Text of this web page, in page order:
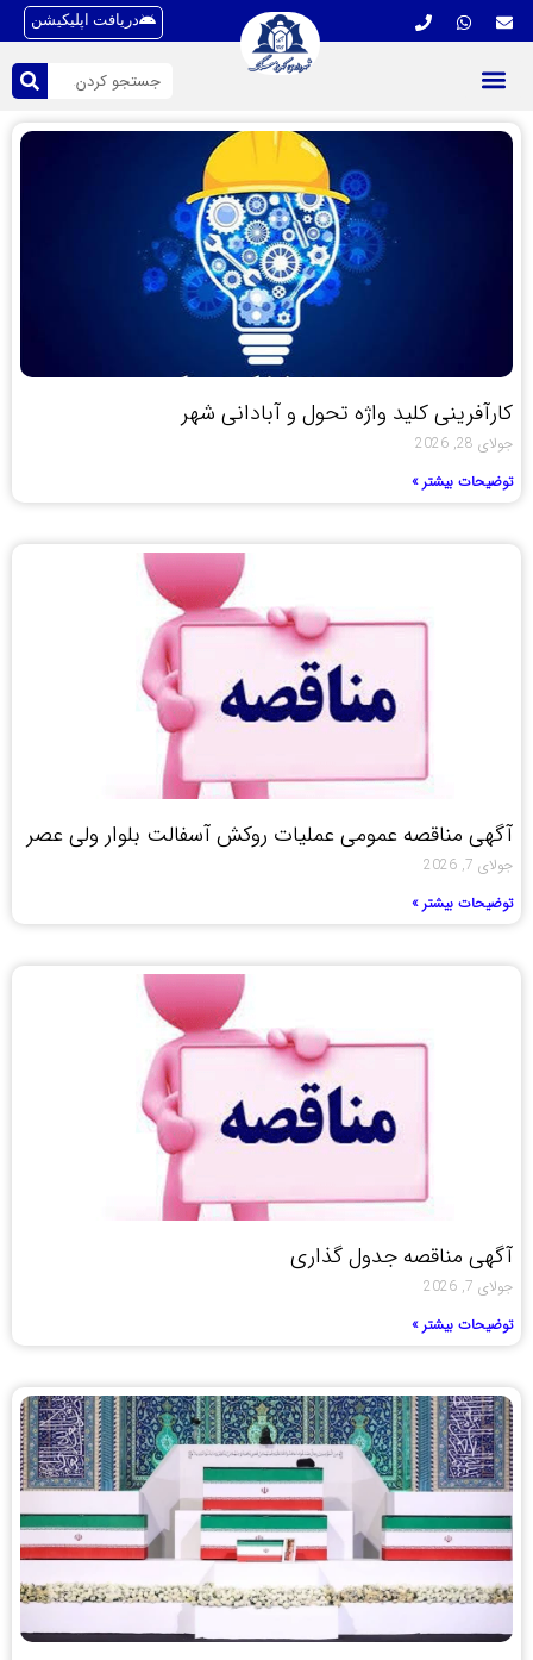
دریافت اپلیکیشن
کارآفرینی کلید واژه تحول و آبادانی شهر
جولای 28, 2026
توضیحات بیشتر »
آگهی مناقصه عمومی عملیات روکش آسفالت بلوار ولی عصر
جولای 7, 2026
توضیحات بیشتر »
آگهی مناقصه جدول گذاری
جولای 7, 2026
توضیحات بیشتر »